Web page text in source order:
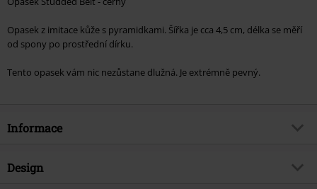
Opasek z imitace kůže s pyramidkami. Šířka je cca 4,5 cm, délka se měří
od spony po prostřední dírku.
Tento opasek vám nic nezůstane dlužná. Je extrémně pevný.
Informace
Zboží č.
Design